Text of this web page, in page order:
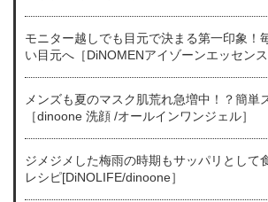
モニター越しでも目元で決まる第一印象！
い目元へ［DiNOMENアイゾーンエッセンス
メンズも夏のマスク肌荒れ急増中！？簡単
［dinoone 洗顔 /オールインワンジェル］
ジメジメした梅雨の時期もサッパリとして
レシピ[DiNOLIFE/dinoone］